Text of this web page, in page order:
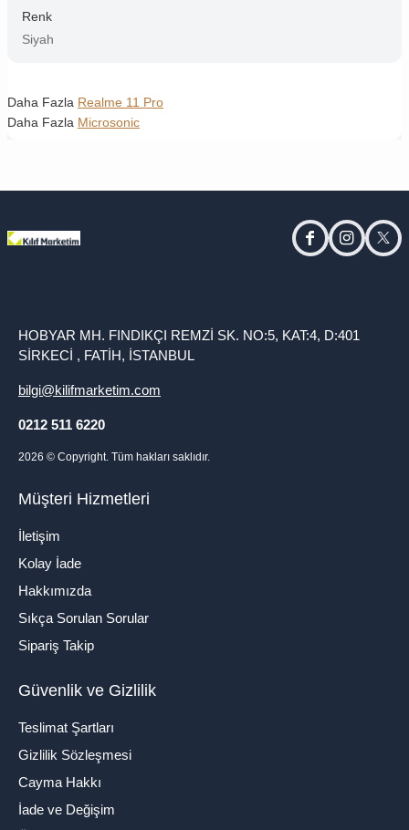
Renk
Siyah
Daha Fazla Realme 11 Pro
Daha Fazla Microsonic
facebookinstagram
HOBYAR MH. FINDIKÇI REMZİ SK. NO:5, KAT:4, D:401
SİRKECİ , FATİH, İSTANBUL
bilgi@kilifmarketim.com
0212 511 6220
2026 © Copyright. Tüm hakları saklıdır.
Müşteri Hizmetleri
İletişim
Kolay İade
Hakkımızda
Sıkça Sorulan Sorular
Sipariş Takip
Güvenlik ve Gizlilik
Teslimat Şartları
Gizlilik Sözleşmesi
Cayma Hakkı
İade ve Değişim